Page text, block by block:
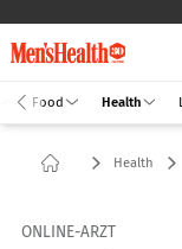
Food Health
Health
ONLINE-ARZT